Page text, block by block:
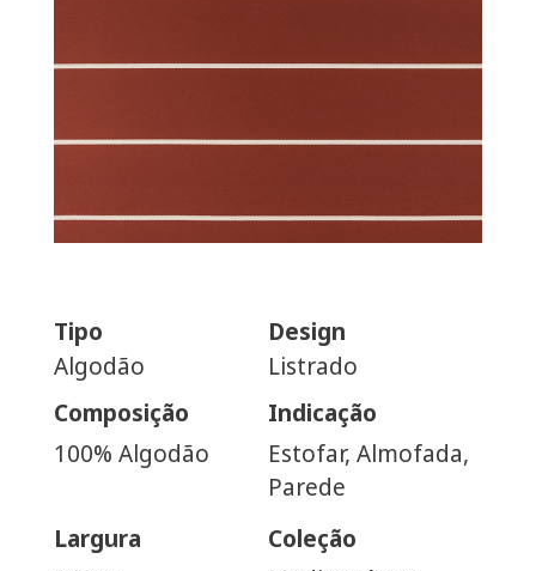
Tipo
Algodão
Design
Listrado
Composição
100% Algodão
Indicação
Estofar, Almofada,
Parede
Largura
Coleção